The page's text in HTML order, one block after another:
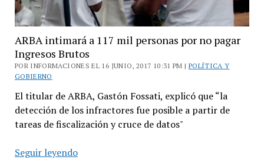
ARBA intimará a 117 mil personas por no pagar
Ingresos Brutos
POR INFORMACIONES EL 16 JUNIO, 2017 10:31 PM | POLÍTICA Y
GOBIERNO
El titular de ARBA, Gastón Fossati, explicó que “la
detección de los infractores fue posible a partir de
tareas de fiscalización y cruce de datos"
Seguir leyendoARBA